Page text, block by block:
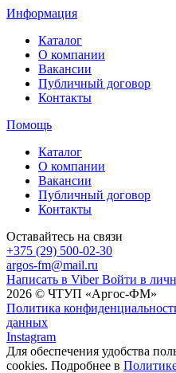
Информация
Каталог
О компании
Вакансии
Публичный договор
Контакты
Помощь
Каталог
О компании
Вакансии
Публичный договор
Контакты
Оставайтесь на связи
+375 (29) 500-02-30
argos-fm@mail.ru
Написать в Viber Войти в
2026 © ЧТУП «Аргос-ФМ»
Политика
данных
Instagram
Для обеспечения удобства
cookies. Подробнее в